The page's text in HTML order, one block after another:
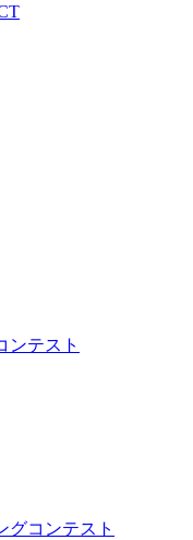
ンテスト
グコンテスト